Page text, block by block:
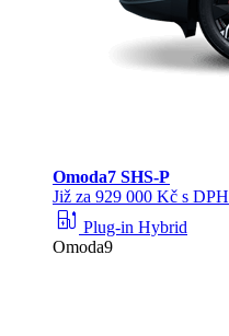
Omoda7 SHS-P
Již za 929 000 Kč s DPH
ev_station Plug-in Hybrid
Omoda9